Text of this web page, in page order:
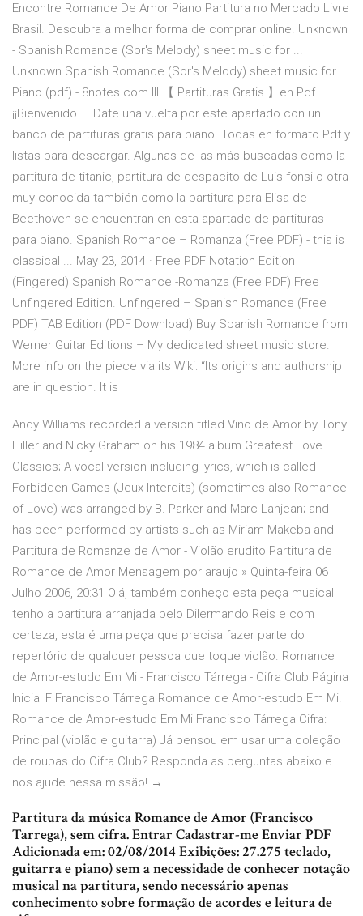
Encontre Romance De Amor Piano Partitura no Mercado Livre
Brasil. Descubra a melhor forma de comprar online. Unknown
- Spanish Romance (Sor's Melody) sheet music for ...
Unknown Spanish Romance (Sor's Melody) sheet music for
Piano (pdf) - 8notes.com lll 【 Partituras Gratis 】en Pdf
¡¡Bienvenido ... Date una vuelta por este apartado con un
banco de partituras gratis para piano. Todas en formato Pdf y
listas para descargar. Algunas de las más buscadas como la
partitura de titanic, partitura de despacito de Luis fonsi o otra
muy conocida también como la partitura para Elisa de
Beethoven se encuentran en esta apartado de partituras
para piano. Spanish Romance – Romanza (Free PDF) - this is
classical ... May 23, 2014 · Free PDF Notation Edition
(Fingered) Spanish Romance -Romanza (Free PDF) Free
Unfingered Edition. Unfingered – Spanish Romance (Free
PDF) TAB Edition (PDF Download) Buy Spanish Romance from
Werner Guitar Editions – My dedicated sheet music store.
More info on the piece via its Wiki: “Its origins and authorship
are in question. It is
Andy Williams recorded a version titled Vino de Amor by Tony
Hiller and Nicky Graham on his 1984 album Greatest Love
Classics; A vocal version including lyrics, which is called
Forbidden Games (Jeux Interdits) (sometimes also Romance
of Love) was arranged by B. Parker and Marc Lanjean; and
has been performed by artists such as Miriam Makeba and
Partitura de Romanze de Amor - Violão erudito Partitura de
Romance de Amor Mensagem por araujo » Quinta-feira 06
Julho 2006, 20:31 Olá, também conheço esta peça musical
tenho a partitura arranjada pelo Dilermando Reis e com
certeza, esta é uma peça que precisa fazer parte do
repertório de qualquer pessoa que toque violão. Romance
de Amor-estudo Em Mi - Francisco Tárrega - Cifra Club Página
Inicial F Francisco Tárrega Romance de Amor-estudo Em Mi.
Romance de Amor-estudo Em Mi Francisco Tárrega Cifra:
Principal (violão e guitarra) Já pensou em usar uma coleção
de roupas do Cifra Club? Responda as perguntas abaixo e
nos ajude nessa missão! →
Partitura da música Romance de Amor (Francisco
Tarrega), sem cifra. Entrar Cadastrar-me Enviar PDF
Adicionada em: 02/08/2014 Exibições: 27.275 teclado,
guitarra e piano) sem a necessidade de conhecer notação
musical na partitura, sendo necessário apenas
conhecimento sobre formação de acordes e leitura de